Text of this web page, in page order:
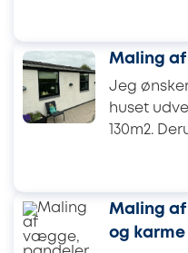
Maling
Jeg
huset
130m2.
Maling
og karme